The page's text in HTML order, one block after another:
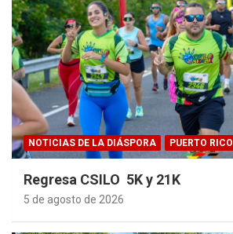
NOTICIAS DE LA DIÁSPORA PUERTO RICO
Regresa CSILO 5K y 21K
5 de agosto de 2026